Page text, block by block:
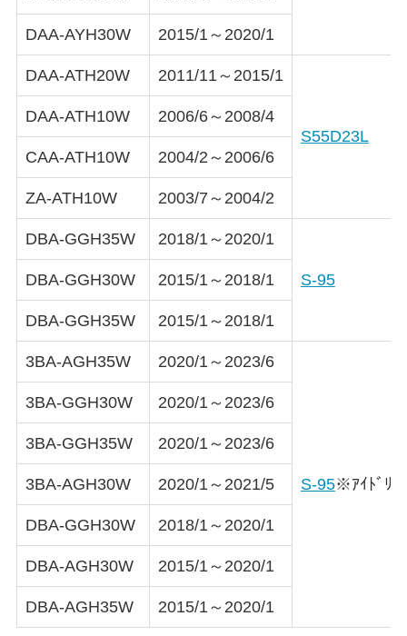
DAA-AYH30W 2015/1～2020/1
DAA-ATH20W 2011/11～2015/1
S55D23L
DAA-ATH10W 2006/6～2008/4
CAA-ATH10W 2004/2～2006/6
ZA-ATH10W 2003/7～2004/2
DBA-GGH35W 2018/1～2020/1
S-95
DBA-GGH30W 2015/1～2018/1
DBA-GGH35W 2015/1～2018/1
3BA-AGH35W 2020/1～2023/6
S-95※ｱｲﾄﾞﾘﾝ
3BA-GGH30W 2020/1～2023/6
3BA-GGH35W 2020/1～2023/6
3BA-AGH30W 2020/1～2021/5
DBA-GGH30W 2018/1～2020/1
DBA-AGH30W 2015/1～2020/1
DBA-AGH35W 2015/1～2020/1